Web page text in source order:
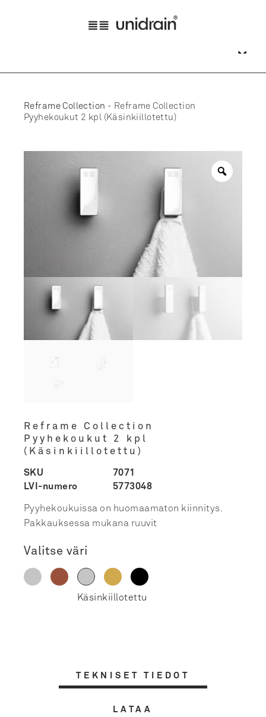
Reframe Collection - Reframe Collection
Pyyhekoukut 2 kpl (Käsinkiillotettu)
Reframe Collection
Pyyhekoukut 2 kpl
(Käsinkiillotettu)
SKU
7071
LVI-numero
5773048
Pyyhekoukuissa on huomaamaton kiinnitys.
Pakkauksessa mukana ruuvit
Valitse väri
TEKNISET TIEDOT
LATAA